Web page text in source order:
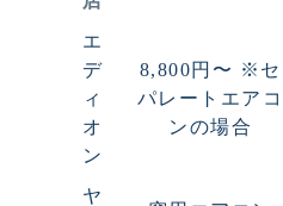
エ
デ
ィ
オ
ン
8,800円〜 ※セ
パレートエアコ
ンの場合
ヤ